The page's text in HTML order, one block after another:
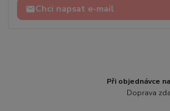
Chci napsat e-mail
Při objednávce
Doprava